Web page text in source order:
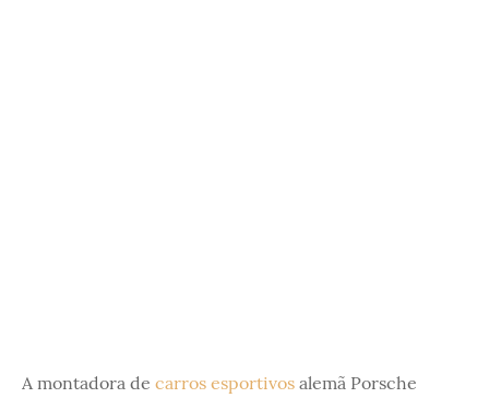
A montadora de carros esportivos alemã Porsche